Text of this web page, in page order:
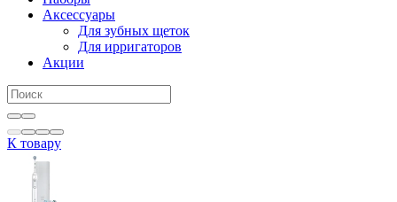
Аксессуары
Для зубных щеток
Для ирригаторов
Акции
К товару